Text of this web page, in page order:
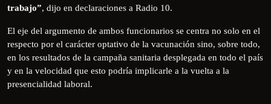
trabajo”, dijo en declaraciones a Radio 10.
El eje del argumento de ambos funcionarios se centra no solo en el
respecto por el carácter optativo de la vacunación sino, sobre todo,
en los resultados de la campaña sanitaria desplegada en todo el país
y en la velocidad que esto podría implicarle a la vuelta a la
presencialidad laboral.